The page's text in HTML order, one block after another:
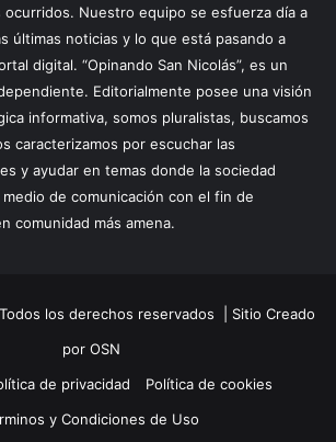
ocurridos. Nuestro equipo se esfuerza día a
últimas noticias y lo que está pasando a
digital. “Opinando San Nicolás”, es un
Editorialmente posee una visión
informativa, somos pluralistas, buscamos
caracterizamos por escuchar las
y ayudar en temas donde la sociedad
de comunicación con el fin de
comunidad más amena.
los derechos reservados | Sitio Creado
por OSN
de privacidad
Política de cookies
y Condiciones de Uso